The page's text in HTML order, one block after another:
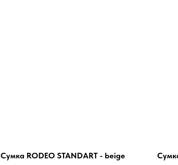
Сумка RODEO STANDART - beige